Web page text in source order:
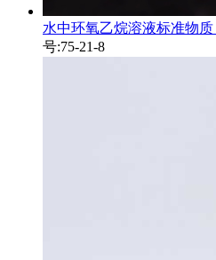
水中环氧乙烷溶液标准物质
号:75-21-8